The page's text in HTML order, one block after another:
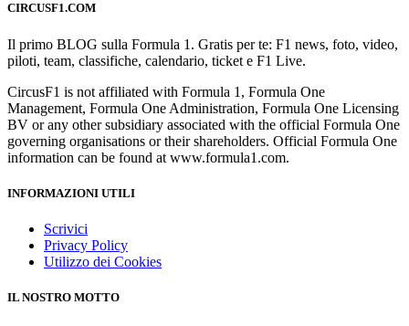
CIRCUSF1.COM
Il primo BLOG sulla Formula 1. Gratis per te: F1 news, foto, video,
piloti, team, classifiche, calendario, ticket e F1 Live.
CircusF1 is not affiliated with Formula 1, Formula One
Management, Formula One Administration, Formula One Licensing
BV or any other subsidiary associated with the official Formula One
governing organisations or their shareholders. Official Formula One
information can be found at www.formula1.com.
INFORMAZIONI UTILI
Scrivici
Privacy Policy
Utilizzo dei Cookies
IL NOSTRO MOTTO